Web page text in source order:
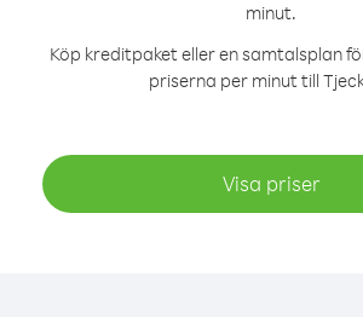
minut.
Köp kreditpaket eller en samtalsplan
priserna per minut till
Visa priser